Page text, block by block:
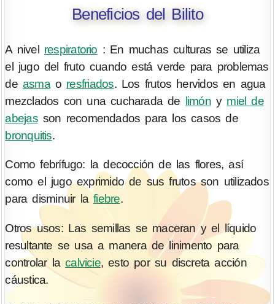
Beneficios del Bilito
A nivel respiratorio : En muchas culturas se utiliza
el jugo del fruto cuando está verde para problemas
de asmao resfriados. Los frutos hervidos en agua
mezclados con una cucharada de
limóny miel de
abejasson recomendados para los casos de
bronquitis.
Como febrífugo: la decocción de las flores, así
como el jugo exprimido de sus frutos son utilizados
para disminuir lafiebre.
Otros usos: Las semillas se maceran y el líquido
resultante se usa a manera de linimento para
controlar lacalvicie, esto por su discreta acción
cáustica.